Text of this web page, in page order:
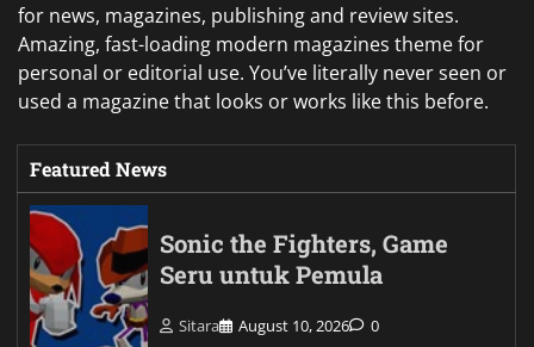
for news, magazines, publishing and review sites.
Amazing, fast-loading modern magazines theme for
personal or editorial use. You’ve literally never seen or
used a magazine that looks or works like this before.
Featured News
Sonic the Fighters, Game
Seru untuk Pemula
Sitara August 10, 2026 0